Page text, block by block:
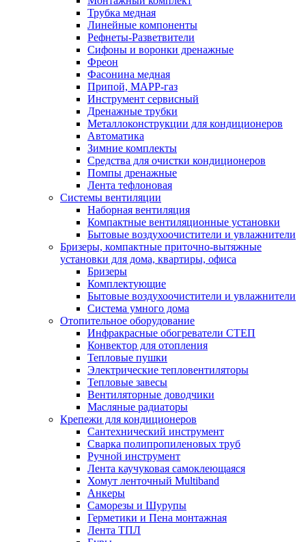
Трубка медная
Линейные компоненты
Рефнеты-Разветвители
Сифоны и воронки дренажные
Фреон
Фасонина медная
Припой, МАРР-газ
Инструмент сервисный
Дренажные трубки
Металлоконструкции для кондиционеров
Автоматика
Зимние комплекты
Средства для очистки кондиционеров
Помпы дренажные
Лента тефлоновая
Системы вентиляции
Наборная вентиляция
Компактные вентиляционные установки
Бытовые воздухоочистители и увлажнители
Бризеры, компактные приточно-вытяжные
установки для дома, квартиры, офиса
Бризеры
Комплектующие
Бытовые воздухоочистители и увлажнители
Система умного дома
Отопительное оборудование
Инфракрасные обогреватели СТЕП
Конвектор для отопления
Тепловые пушки
Электрические тепловентиляторы
Тепловые завесы
Вентиляторные доводчики
Масляные радиаторы
Крепежи для кондиционеров
Сантехнический инструмент
Сварка полипропиленовых труб
Ручной инструмент
Лента каучуковая самоклеющаяся
Хомут ленточный Multiband
Анкеры
Саморезы и Шурупы
Герметики и Пена монтажная
Лента ТПЛ